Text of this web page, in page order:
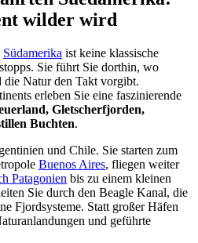
wilder wird
Südamerika ist keine klassische
Sie führt Sie dorthin, wo
die Natur den Takt vorgibt.
erleben Sie eine faszinierende
Gletscherfjorden,
Buchten.
und Chile. Sie starten zum
Buenos Aires, fliegen weiter
Patagonien bis zu einem kleinen
Sie durch den Beagle Kanal, die
Fjordsysteme. Statt großer Häfen
und geführte